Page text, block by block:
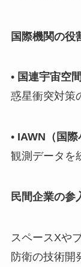
国際機関の役
• 国連宇宙空
惑星衝突対策
• IAWN（国際
観測データを
民間企業の参
スペースXや
防衛の技術開